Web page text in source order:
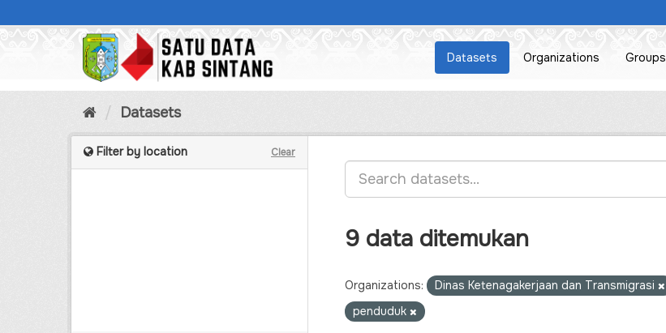
to
Datasets Organizations Groups
Datasets
Filter by location Clear
9 data ditemukan
Organizations: Dinas Ketenagakerjaan dan Transmigrasi
penduduk